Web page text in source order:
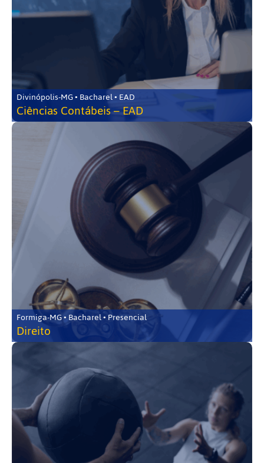
Divinópolis-MG • Bacharel • EAD
Ciências Contábeis – EAD
Formiga-MG • Bacharel • Presencial
Direito